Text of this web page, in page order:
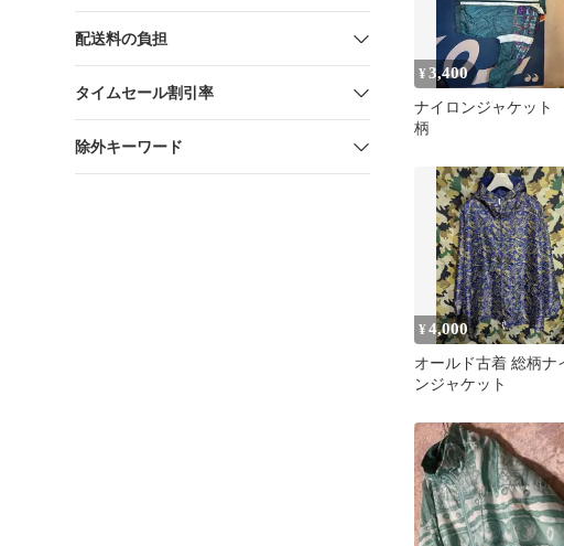
配送料の負担
タイムセール割引率
除外キーワード
¥3,400
ナイロンジャケッ
柄
¥4,000
オールド古着 総柄ナ
ンジャケット